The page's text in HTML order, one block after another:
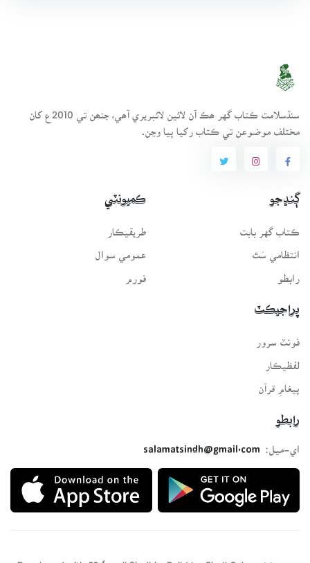
سنڌسلامت ڪتاب گهر ھڪ آن لائين لائبريري آھي، جنھن تي 2010ع کان
مختلف موضوعن تي ڪتاب رکيا پيا وڃن.
ڳنڍجو
ڪتاب گهر بابت
انتظامي سَٿ
رابطو
ڪميونٽي
طريقيڪار
عمومي سوال
فورم
پراجيڪٽ
فونٽ سرور
لفظيڪار
پيغامِ قرآن
رابطو
اي-ميل:
salamatsindh@gmail.com
Developed with ❤️ for all Sindhis. Build by SindhSalamat